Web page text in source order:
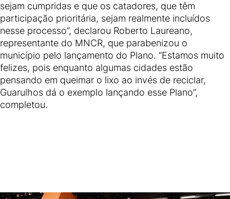
sejam cumpridas e que os catadores, que têm
participação prioritária, sejam realmente incluídos
nesse processo”, declarou Roberto Laureano,
representante do MNCR, que parabenizou o
município pelo lançamento do Plano. “Estamos muito
felizes, pois enquanto algumas cidades estão
pensando em queimar o lixo ao invés de reciclar,
Guarulhos dá o exemplo lançando esse Plano”,
completou.